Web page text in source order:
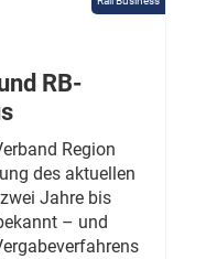
RB-
Region
des aktuellen
Jahre bis
– und